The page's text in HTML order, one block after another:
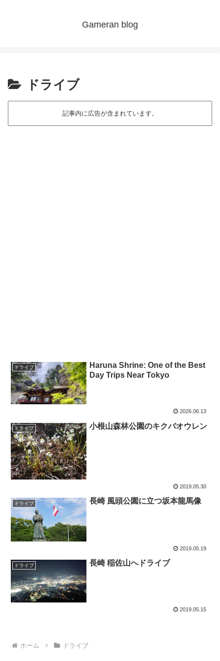
Gameran blog
ドライブ
記事内に広告が含まれています。
ドライブ
Haruna Shrine: One of the Best
Day Trips Near Tokyo
2026.06.13
ドライブ 小根山森林公園のキクバオウレン
2019.05.30
ドライブ 長崎 風頭公園に立つ坂本龍馬像
2019.05.19
ドライブ 長崎 稲佐山へドライブ
2019.05.15
ホーム ドライブ